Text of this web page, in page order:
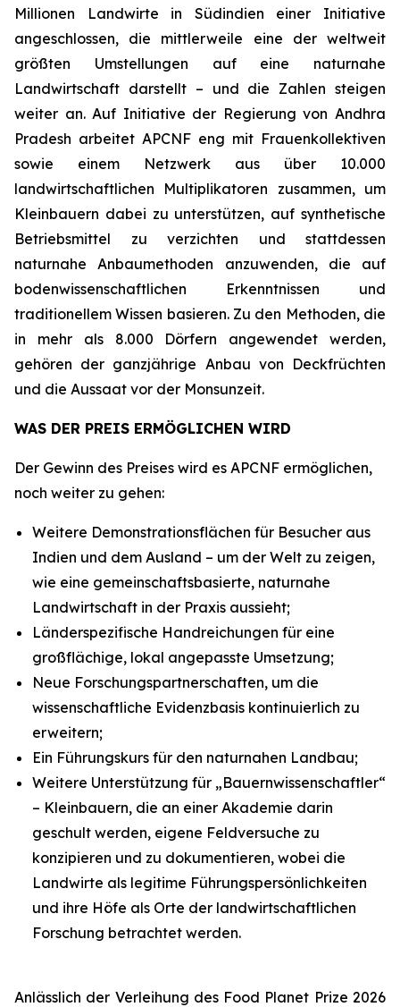
Millionen Landwirte in Südindien einer Initiative
angeschlossen, die mittlerweile eine der weltweit
größten Umstellungen auf eine naturnahe
Landwirtschaft darstellt – und die Zahlen steigen
weiter an. Auf Initiative der Regierung von Andhra
Pradesh arbeitet APCNF eng mit Frauenkollektiven
sowie einem Netzwerk aus über 10.000
landwirtschaftlichen Multiplikatoren zusammen, um
Kleinbauern dabei zu unterstützen, auf synthetische
Betriebsmittel zu verzichten und stattdessen
naturnahe Anbaumethoden anzuwenden, die auf
bodenwissenschaftlichen Erkenntnissen und
traditionellem Wissen basieren. Zu den Methoden, die
in mehr als 8.000 Dörfern angewendet werden,
gehören der ganzjährige Anbau von Deckfrüchten
und die Aussaat vor der Monsunzeit.
WAS DER PREIS ERMÖGLICHEN WIRD
Der Gewinn des Preises wird es APCNF ermöglichen,
noch weiter zu gehen:
Weitere Demonstrationsflächen für Besucher aus
Indien und dem Ausland – um der Welt zu zeigen,
wie eine gemeinschaftsbasierte, naturnahe
Landwirtschaft in der Praxis aussieht;
Länderspezifische Handreichungen für eine
großflächige, lokal angepasste Umsetzung;
Neue Forschungspartnerschaften, um die
wissenschaftliche Evidenzbasis kontinuierlich zu
erweitern;
Ein Führungskurs für den naturnahen Landbau;
Weitere Unterstützung für „Bauernwissenschaftler“
– Kleinbauern, die an einer Akademie darin
geschult werden, eigene Feldversuche zu
konzipieren und zu dokumentieren, wobei die
Landwirte als legitime Führungspersönlichkeiten
und ihre Höfe als Orte der landwirtschaftlichen
Forschung betrachtet werden.
Anlässlich der Verleihung des Food Planet Prize 2026